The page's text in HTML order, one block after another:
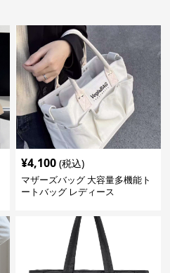
¥4,100 (税込)
マザーズバッグ 大容量多機能ト
ートバッグ レディース